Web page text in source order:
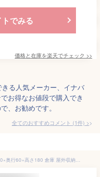
でみる
価格と在庫を楽天でチェック >>
る人気メーカー、イナバ
お得なお値段で購入でき
、お勧めです。
全てのおすすめコメント (1件) >
物置 屋外 大型 アイリスオーヤマ 幅120×奥行60×高さ180 倉庫 屋外収納 両開き スリム 屋外物置 収納庫 倉庫 屋外収納庫 屋外倉庫 ガーデン収納庫 エクステリア ガーデニング 庭 ベランダ 物置収納 収納 大型物置 HL-1800F[2509SE]